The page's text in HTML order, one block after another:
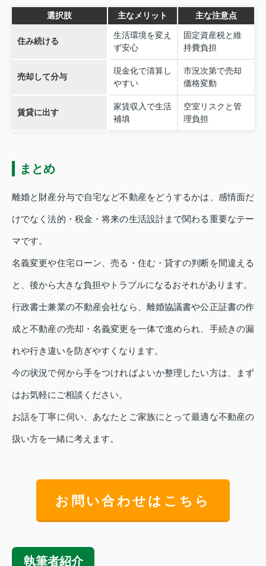
選択肢 主なメリット 主な注意点
住み続ける
生活環境を変え
ず安心
固定資産税と維
持費負担
売却して分与
現金化で清算し
やすい
市況次第で売却
価格変動
賃貸に出す
家賃収入で生活
補填
空室リスクと管
理負担
まとめ
離婚と財産分与で自宅など不動産をどうするかは、感情面だ
けでなく法的・税金・将来の生活設計まで関わる重要なテー
マです。
名義変更や住宅ローン、売る・住む・貸すの判断を間違える
と、後から大きな負担やトラブルになるおそれがあります。
行政書士兼業の不動産会社なら、離婚協議書や公正証書の作
成と不動産の売却・名義変更を一体で進められ、手続きの漏
れや行き違いを防ぎやすくなります。
今の状況で何から手をつければよいか整理したい方は、まず
はお気軽にご相談ください。
お話を丁寧に伺い、あなたとご家族にとって最適な不動産の
扱い方を一緒に考えます。
お問い合わせはこちら
執筆者紹介